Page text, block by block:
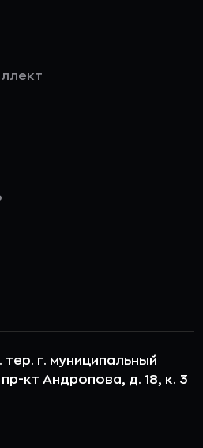
тер. г. муниципальный
кт Андропова, д. 18, к. 3